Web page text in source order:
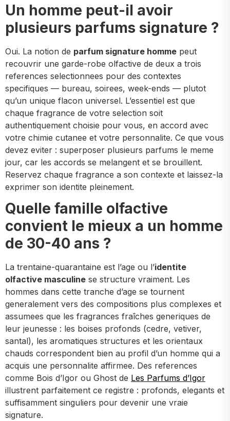
Un homme peut-il avoir
plusieurs parfums signature ?
Oui. La notion de parfum signature homme peut
recouvrir une garde-robe olfactive de deux a trois
references selectionnees pour des contextes
specifiques — bureau, soirees, week-ends — plutot
qu’un unique flacon universel. L’essentiel est que
chaque fragrance de votre selection soit
authentiquement choisie pour vous, en accord avec
votre chimie cutanee et votre personnalite. Ce que vous
devez eviter : superposer plusieurs parfums le meme
jour, car les accords se melangent et se brouillent.
Reservez chaque fragrance a son contexte et laissez-la
exprimer son identite pleinement.
Quelle famille olfactive
convient le mieux a un homme
de 30-40 ans ?
La trentaine-quarantaine est l’age ou l’identite
olfactive masculine se structure vraiment. Les
hommes dans cette tranche d’age se tournent
generalement vers des compositions plus complexes et
assumees que les fragrances fraîches generiques de
leur jeunesse : les boises profonds (cedre, vetiver,
santal), les aromatiques structures et les orientaux
chauds correspondent bien au profil d’un homme qui a
acquis une personnalite affirmee. Des references
comme Bois d’Igor ou Ghost de Les Parfums d’Igor
illustrent parfaitement ce registre : profonds, elegants et
suffisamment singuliers pour devenir une vraie
signature.